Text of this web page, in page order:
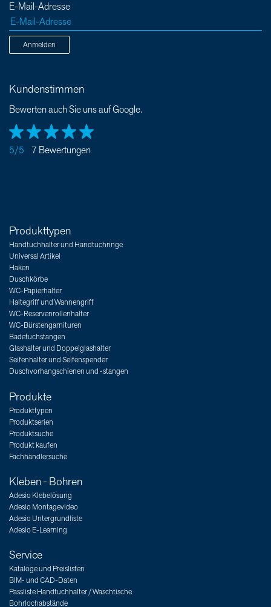
E-Mail-Adresse
Anmelden
Kundenstimmen
Bewerten auch Sie uns auf Google.
5/5 7 Bewertungen
Produkttypen
Handtuchhalter und Handtuchringe
Universal Artikel
Haken
Duschkörbe
WC-Papierhalter
Haltegriff und Wannengriff
WC-Reservenrollenhalter
WC-Bürstengarnituren
Badetuchstangen
Glashalter und Doppelglashalter
Seifenhalter und Seifenspender
Duschvorhangschienen und -stangen
Produkte
Produkttypen
Produktserien
Produktsuche
Produkt kaufen
Fachhändlersuche
Kleben - Bohren
Adesio Klebelösung
Adesio Montagevideo
Adesio Untergrundliste
Adesio E-Learning
Service
Kataloge und Preislisten
BIM- und CAD-Daten
Passliste Handtuchhalter / Waschtische
Bohrlochabstände